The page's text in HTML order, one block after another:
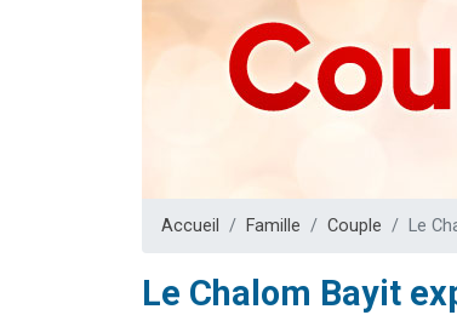
Accueil Famille Couple Le
Le Chalom Bayit